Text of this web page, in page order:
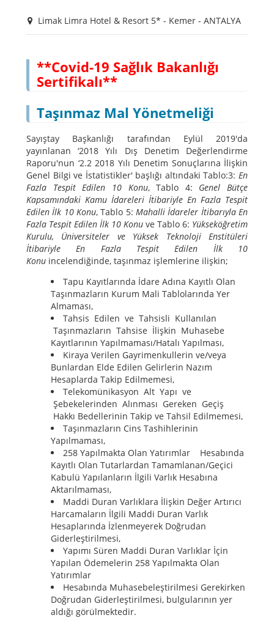
Limak Limra Hotel & Resort 5* - Kemer - ANTALYA
**Covid-19 Sağlık Bakanlığı
Sertifikalı**
Taşınmaz Mal Yönetmeliği
Sayıştay Başkanlığı tarafından Eylül 2019'da
yayınlanan ‘2018 Yılı Dış Denetim Değerlendirme
Raporu'nun ‘2.2 2018 Yılı Denetim Sonuçlarına İlişkin
Genel Bilgi ve İstatistikler' başlığı altındaki Tablo:3: En
Fazla Tespit Edilen 10 Konu, Tablo 4: Genel Bütçe
Kapsamındaki Kamu İdareleri İtibariyle En Fazla Tespit
Edilen İlk 10 Konu, Tablo 5: Mahalli İdareler İtibarıyla En
Fazla Tespit Edilen İlk 10 Konu ve Tablo 6: Yükseköğretim
Kurulu, Üniversiteler ve Yüksek Teknoloji Enstitüleri
İtibariyle En Fazla Tespit Edilen İlk 10
Konu incelendiğinde, taşınmaz işlemlerine ilişkin;
Tapu Kayıtlarında İdare Adına Kayıtlı Olan
Taşınmazların Kurum Mali Tablolarında Yer
Almaması,
Tahsis Edilen ve Tahsisli Kullanılan
Taşınmazların Tahsise İlişkin Muhasebe
Kayıtlarının Yapılmaması/Hatalı Yapılması,
Kiraya Verilen Gayrimenkullerin ve/veya
Bunlardan Elde Edilen Gelirlerin Nazım
Hesaplarda Takip Edilmemesi,
Telekomünikasyon Alt Yapı ve
Şebekelerinden Alınması Gereken Geçiş
Hakkı Bedellerinin Takip ve Tahsil Edilmemesi,
Taşınmazların Cins Tashihlerinin
Yapılmaması,
258 Yapılmakta Olan Yatırımlar Hesabında
Kayıtlı Olan Tutarlardan Tamamlanan/Geçici
Kabulü Yapılanların İlgili Varlık Hesabına
Aktarılmaması,
Maddi Duran Varlıklara İlişkin Değer Artırıcı
Harcamaların İlgili Maddi Duran Varlık
Hesaplarında İzlenmeyerek Doğrudan
Giderleştirilmesi,
Yapımı Süren Maddi Duran Varlıklar İçin
Yapılan Ödemelerin 258 Yapılmakta Olan
Yatırımlar
Hesabında Muhasebeleştirilmesi Gerekirken
Doğrudan Giderleştirilmesi, bulgularının yer
aldığı görülmektedir.